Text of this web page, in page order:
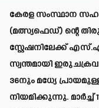
കേരള സംസ്ഥാന
(മത്സ്യഫെഡ്) ന്റെ
സ്റ്റേഷനിലേക്ക്
സ്വന്തമായി
36നും മധ്യേ
നിയമിക്കുന്നു. മാർച്ച്